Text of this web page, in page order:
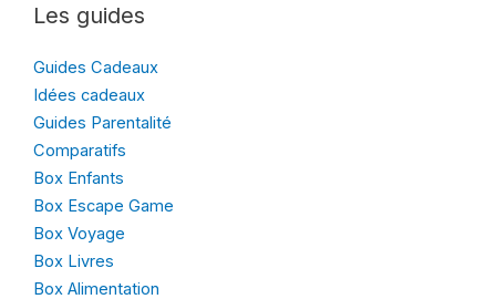
Les guides
Guides Cadeaux
Idées cadeaux
Guides Parentalité
Comparatifs
Box Enfants
Box Escape Game
Box Voyage
Box Livres
Box Alimentation